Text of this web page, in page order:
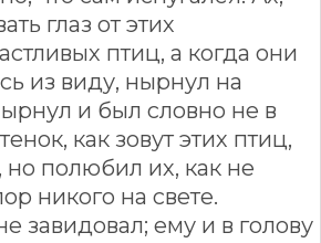
глаз от этих
птиц, а когда они
из виду, нырнул на
и был словно не в
как зовут этих птиц,
но полюбил их, как не
никого на свете.
завидовал; ему и в голову